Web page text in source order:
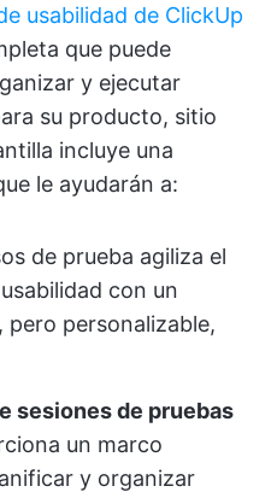
usabilidad de ClickUp
que puede
y ejecutar
su producto, sitio
incluye una
le ayudarán a:
de prueba agiliza el
con un
personalizable,
sesiones de pruebas
un marco
y organizar